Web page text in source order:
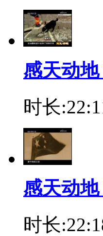
感天动
时长
感天动
时长